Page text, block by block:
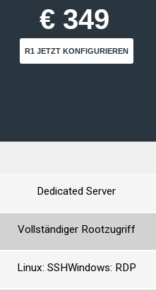
€ 349
R1 JETZT KONFIGURIEREN
Dedicated Server
Vollständiger Rootzugriff
Linux: SSHWindows: RDP